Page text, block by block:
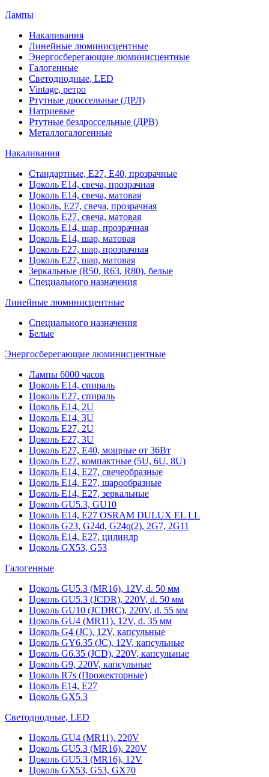
Лампы
Накаливания
Линейные люминисцентные
Энергосберегающие люминисцентные
Галогенные
Светодиодные, LED
Vintage, ретро
Ртутные дроссельные (ДРЛ)
Натриевые
Ртутные бездроссельные (ДРВ)
Металлогалогенные
Накаливания
Стандартные, Е27, Е40, прозрачные
Цоколь Е14, свеча, прозрачная
Цоколь Е14, свеча, матовая
Цоколь, Е27, свеча, прозрачная
Цоколь Е27, свеча, матовая
Цоколь Е14, шар, прозрачная
Цоколь Е14, шар, матовая
Цоколь Е27, шар, прозрачная
Цоколь Е27, шар, матовая
Зеркальные (R50, R63, R80), белые
Специального назначения
Линейные люминисцентные
Специального назначения
Белые
Энергосберегающие люминисцентные
Лампы 6000 часов
Цоколь Е14, спираль
Цоколь Е27, спираль
Цоколь Е14, 2U
Цоколь Е14, 3U
Цоколь Е27, 2U
Цоколь Е27, 3U
Цоколь Е27, Е40, мощные от 36Вт
Цоколь Е27, компактные (5U, 6U, 8U)
Цоколь Е14, Е27, свечеобразные
Цоколь Е14, Е27, шарообразные
Цоколь Е14, Е27, зеркальные
Цоколь GU5.3, GU10
Цоколь Е14, Е27 OSRAM DULUX EL LL
Цоколь G23, G24d, G24q(2), 2G7, 2G11
Цоколь Е14, Е27, цилиндр
Цоколь GX53, G53
Галогенные
Цоколь GU5.3 (MR16), 12V, d. 50 мм
Цоколь GU5.3 (JCDR), 220V, d. 50 мм
Цоколь GU10 (JCDRC), 220V, d. 55 мм
Цоколь GU4 (MR11), 12V, d. 35 мм
Цоколь G4 (JC), 12V, капсульные
Цоколь GY6.35 (JC), 12V, капсульные
Цоколь G6.35 (JCD), 220V, капсульные
Цоколь G9, 220V, капсульные
Цоколь R7s (Прожекторные)
Цоколь E14, E27
Цоколь GX5.3
Светодиодные, LED
Цоколь GU4 (MR11), 220V
Цоколь GU5.3 (MR16), 220V
Цоколь GU5.3 (MR16), 12V
Цоколь GX53, G53, GX70